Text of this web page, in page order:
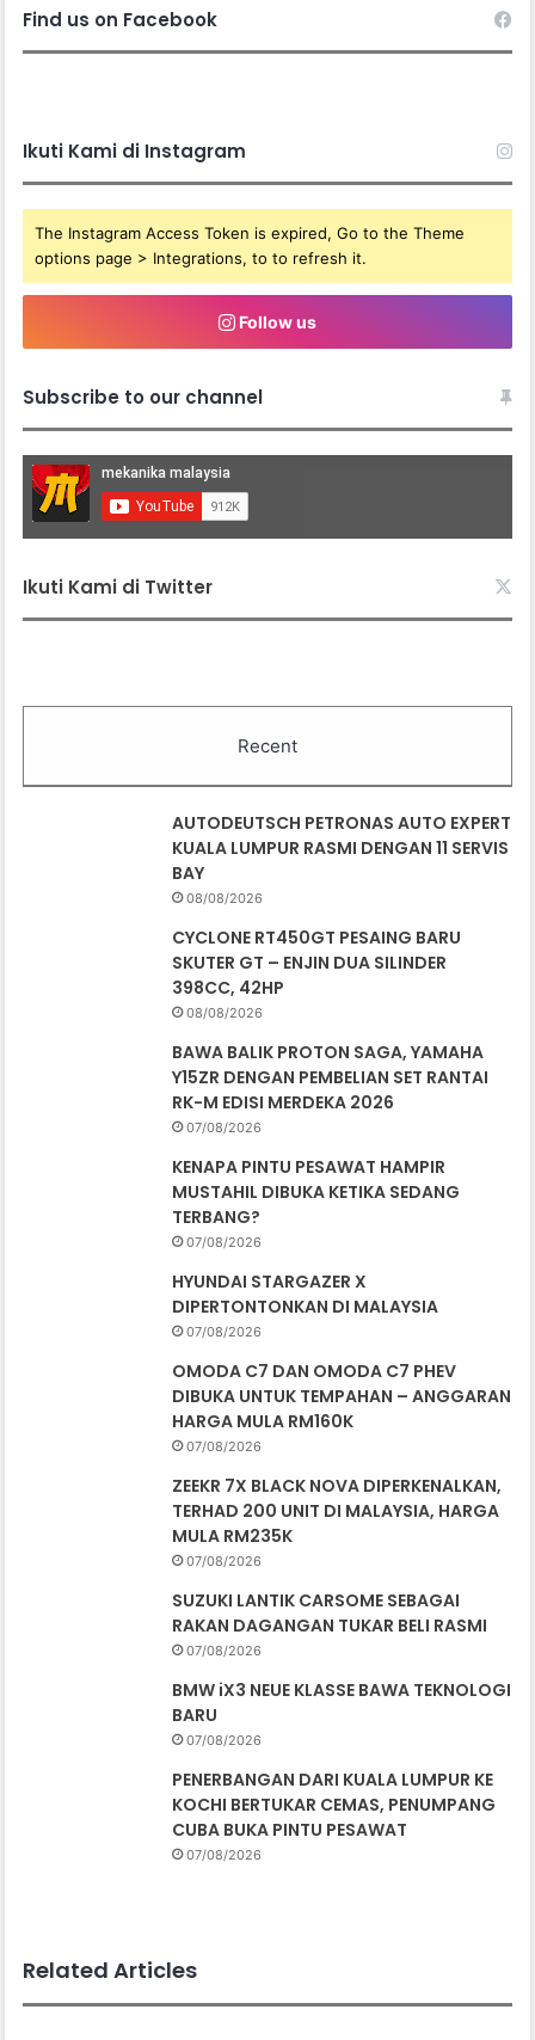
Find us on Facebook
Ikuti Kami di Instagram
The Instagram Access Token is expired, Go to the Theme
options page > Integrations, to to refresh it.
Follow us
Subscribe to our channel
Ikuti Kami di Twitter
Recent
AUTODEUTSCH PETRONAS AUTO EXPERT
KUALA LUMPUR RASMI DENGAN 11 SERVIS
BAY
08/08/2026
CYCLONE RT450GT PESAING BARU
SKUTER GT – ENJIN DUA SILINDER
398CC, 42HP
08/08/2026
BAWA BALIK PROTON SAGA, YAMAHA
Y15ZR DENGAN PEMBELIAN SET RANTAI
RK-M EDISI MERDEKA 2026
07/08/2026
KENAPA PINTU PESAWAT HAMPIR
MUSTAHIL DIBUKA KETIKA SEDANG
TERBANG?
07/08/2026
HYUNDAI STARGAZER X
DIPERTONTONKAN DI MALAYSIA
07/08/2026
OMODA C7 DAN OMODA C7 PHEV
DIBUKA UNTUK TEMPAHAN – ANGGARAN
HARGA MULA RM160K
07/08/2026
ZEEKR 7X BLACK NOVA DIPERKENALKAN,
TERHAD 200 UNIT DI MALAYSIA, HARGA
MULA RM235K
07/08/2026
SUZUKI LANTIK CARSOME SEBAGAI
RAKAN DAGANGAN TUKAR BELI RASMI
07/08/2026
BMW iX3 NEUE KLASSE BAWA TEKNOLOGI
BARU
07/08/2026
PENERBANGAN DARI KUALA LUMPUR KE
KOCHI BERTUKAR CEMAS, PENUMPANG
CUBA BUKA PINTU PESAWAT
07/08/2026
Related Articles